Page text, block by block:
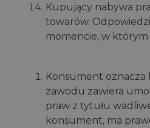
Kupujący nabywa
towarów.
momencie, w
Konsument oznacza
zawodu zawiera
praw z tytułu
konsument, ma